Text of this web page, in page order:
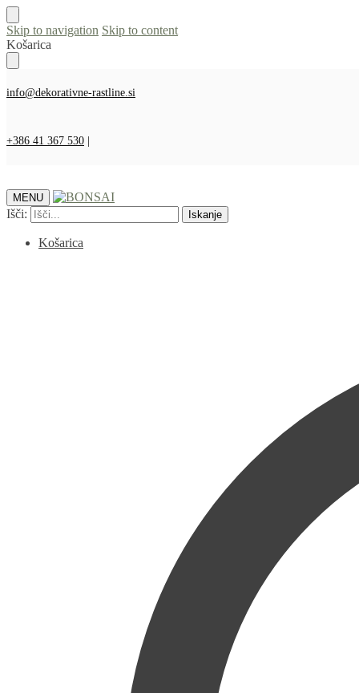
Skip to navigation Skip to content
Košarica
info@dekorativne-rastline.si
+386 41 367 530
MENU
Išči: Iskanje
Košarica